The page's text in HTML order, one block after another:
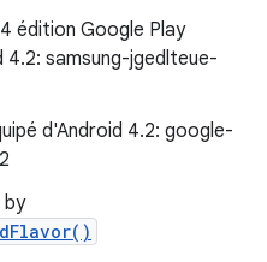
édition Google Play
samsung-jgedlteue-
d'Android 4.2: google-
by